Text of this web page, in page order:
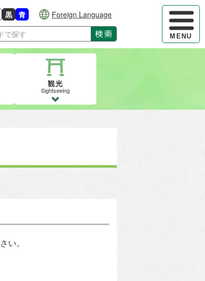
ハンバー
MENU
戻す
の変更：白
黒
背景色の変更：黒
青
背景色の変更：青
Foreign Language
検索
観光
Sightseeing
い。